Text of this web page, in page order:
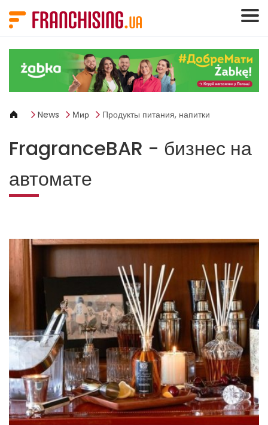
News Мир Продукты питания, напитки
FragranceBAR - бизнес на
автомате